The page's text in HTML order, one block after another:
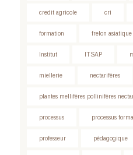
credit agricole cri
formation frelon asiatique
Institut ITSAP
miellerie nectarifères
plantes mellifères pollinifères
processus processus
professeur pédagogique